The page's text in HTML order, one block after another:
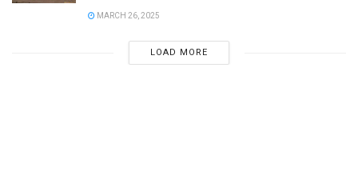
MARCH 26, 2025
LOAD MORE